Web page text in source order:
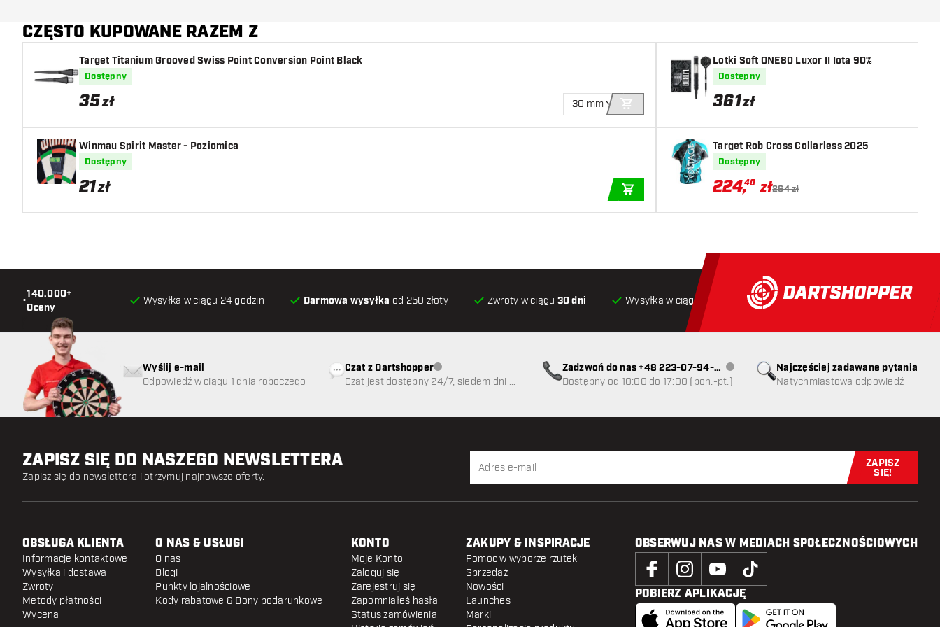
Kształt nosa lotki
Strefa uchwytu lotki
Kształt lotki
Waga lotki
Szerokość lotki (MM)
Długość lotki (MM)
CZĘSTO KUPOWANE RAZEM Z
Target Titanium Grooved Swiss Point Conversion Point Black
Dostępny
35zł 30 mm
DODAJ DO KOSZYKA
Winmau Spirit Master - Poziomica
Dostępny
21zł
Lotki Soft ONE80 Luxor II Iota 90%
Dostępny
361zł
Target Rob Cross Collarless 2025
Dostępny
224,40 zł264 zł
•
140.000+
Oceny
Wysyłka w ciągu 24 godzin Darmowa wysyłka od 250 złoty Zwroty w ciągu 30 dni Wysyłka w ciągu 24 godzin Darmowa wysyłka od 250 złoty
Najczęściej zadawane pytania
Natychmiastowa odpowiedź
Wyślij e-mail
Odpowiedź w ciągu 1 dnia roboczego
Czat z DartshopperObsługa klienta niedostępna
Czat jest dostępny 24/7, siedem dni w
Zadzwoń do nas +48 223-07-94-
89
Obsługa klienta niedostępna
Dostępny od 10:00 do 17:00 (pon.-pt.)
ZAPISZ SIĘ DO NASZEGO NEWSLETTERA
Zapisz się do newslettera i otrzymuj najnowsze oferty.
Zapisz się
ZAPISZ
SIĘ!
OBSŁUGA KLIENTA
Informacje kontaktowe
Wysyłka i dostawa
Zwroty
Metody płatności
Wycena
O NAS & USŁUGI
O nas
Blogi
Punkty lojalnościowe
Kody rabatowe & Bony podarunkowe
KONTO
Moje Konto
Zaloguj się
Zarejestruj się
Zapomniałeś hasła
Status zamówienia
ZAKUPY & INSPIRACJE
Pomoc w wyborze rzutek
Sprzedaż
Nowości
Launches
Marki
OBSERWUJ NAS W MEDIACH SPOŁECZNOŚCIOWYCH
POBIERZ APLIKACJĘ